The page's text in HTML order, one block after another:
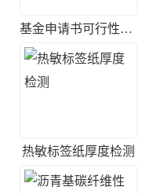
基金申请书可行性评估
热敏标签纸厚度检测